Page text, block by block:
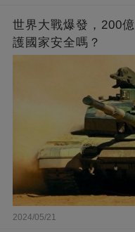
世界大戰爆發，200
護國家安全嗎？
2024/05/21